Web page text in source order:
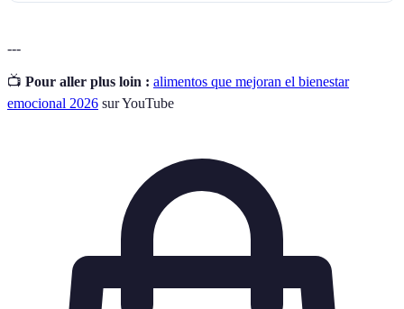
---
📺 Pour aller plus loin : alimentos que mejoran el bienestar
emocional 2026 sur YouTube